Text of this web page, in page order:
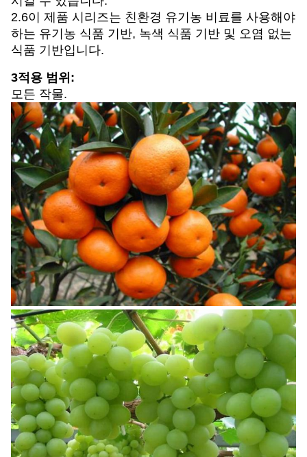
2.6이 제품 시리즈는 친환경 유기농 비료를 사용해야
하는 유기농 식품 기반, 녹색 식품 기반 및 오염 없는
식품 기반입니다.
3적용 범위:
모든 작물.